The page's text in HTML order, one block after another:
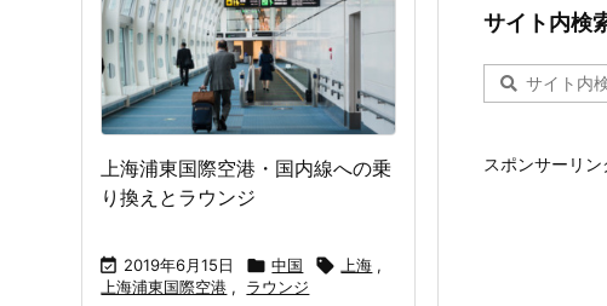
上海浦東国際空港・国内線への乗
り換えとラウンジ
 2019年6月15日  中国  上海 ,
上海浦東国際空港 , ラウンジ
サイト内検
スポンサーリン